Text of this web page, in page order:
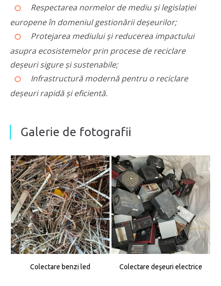
Respectarea normelor de mediu și legislației
europene în domeniul gestionării deșeurilor;
Protejarea mediului și reducerea impactului
asupra ecosistemelor prin procese de reciclare
deșeuri sigure și sustenabile;
Infrastructură modernă pentru o reciclare
deșeuri rapidă și eficientă.
Galerie de fotografii
Colectare benzi led Colectare deşeuri electrice